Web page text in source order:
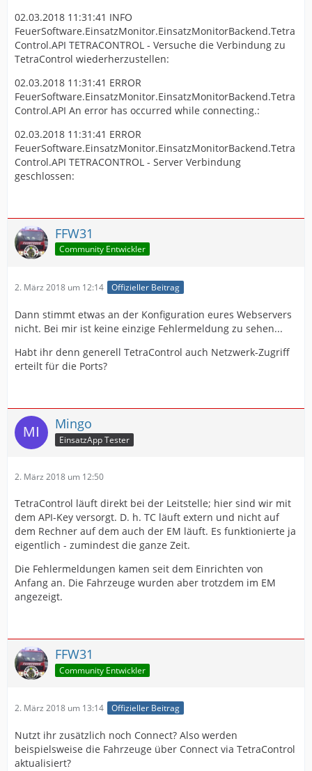
02.03.2018 11:31:41 INFO
FeuerSoftware.EinsatzMonitor.EinsatzMonitorBackend.Tetra
Control.API TETRACONTROL - Versuche die Verbindung zu
TetraControl wiederherzustellen:
02.03.2018 11:31:41 ERROR
FeuerSoftware.EinsatzMonitor.EinsatzMonitorBackend.Tetra
Control.API An error has occurred while connecting.:
02.03.2018 11:31:41 ERROR
FeuerSoftware.EinsatzMonitor.EinsatzMonitorBackend.Tetra
Control.API TETRACONTROL - Server Verbindung
geschlossen:
FFW31
Community Entwickler
2. März 2018 um 12:14 Offizieller Beitrag
Dann stimmt etwas an der Konfiguration eures Webservers
nicht. Bei mir ist keine einzige Fehlermeldung zu sehen...
Habt ihr denn generell TetraControl auch Netzwerk-Zugriff
erteilt für die Ports?
Mingo
EinsatzApp Tester
2. März 2018 um 12:50
TetraControl läuft direkt bei der Leitstelle; hier sind wir mit
dem API-Key versorgt. D. h. TC läuft extern und nicht auf
dem Rechner auf dem auch der EM läuft. Es funktionierte ja
eigentlich - zumindest die ganze Zeit.
Die Fehlermeldungen kamen seit dem Einrichten von
Anfang an. Die Fahrzeuge wurden aber trotzdem im EM
angezeigt.
FFW31
Community Entwickler
2. März 2018 um 13:14 Offizieller Beitrag
Nutzt ihr zusätzlich noch Connect? Also werden
beispielsweise die Fahrzeuge über Connect via TetraControl
aktualisiert?